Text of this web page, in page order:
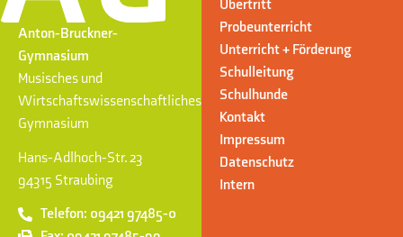
Anton-Bruckner-
Gymnasium
Musisches und
Wirtschaftswissenschaftliches
Gymnasium
Hans-Adlhoch-Str. 23
94315 Straubing
Telefon: 09421 97485-0
Übertritt
Probeunterricht
Unterricht + Förderung
Schulleitung
Schulhunde
Kontakt
Impressum
Datenschutz
Intern